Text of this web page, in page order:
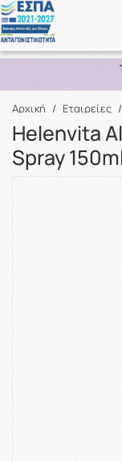
Αρχική / Εταιρείες /
Helenvita
Spray